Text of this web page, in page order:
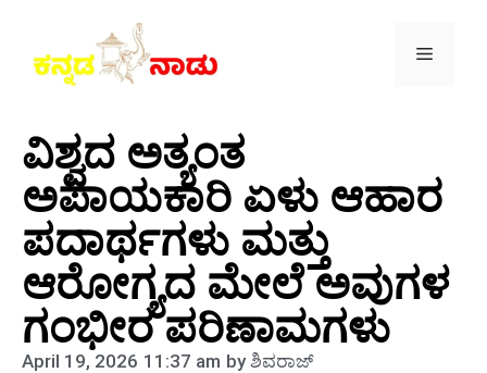
ವಿಶ್ವದ ಅತ್ಯಂತ
ಅಪಾಯಕಾರಿ ಏಳು ಆಹಾರ
ಪದಾರ್ಥಗಳು ಮತ್ತು
ಆರೋಗ್ಯದ ಮೇಲೆ ಅವುಗಳ
ಗಂಭೀರ ಪರಿಣಾಮಗಳು
April 19, 2026 11:37 am byಶಿವರಾಜ್